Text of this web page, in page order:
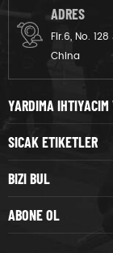
ADRES
Flr.6, No.
China
YARDIMA IHTIYACIM
SICAK ETIKETLER
BIZI BUL
ABONE OL